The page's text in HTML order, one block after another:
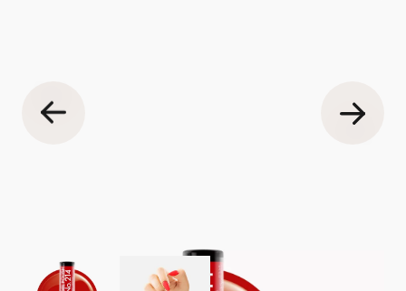
View larger imageView larger image